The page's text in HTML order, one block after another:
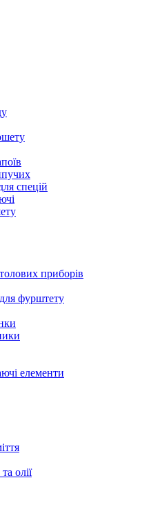
спецій
приборів
фурштету
елементи
олії